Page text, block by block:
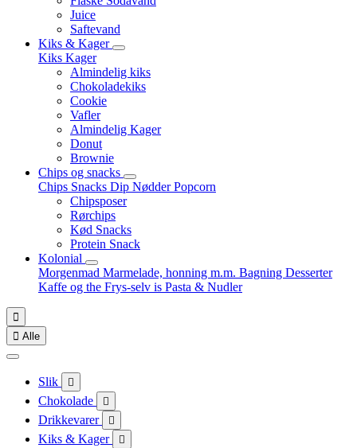
Juice
Saftevand
Kiks & Kager
Kiks Kager
Almindelig kiks
Chokoladekiks
Cookie
Vafler
Almindelig Kager
Donut
Brownie
Chips og snacks
Chips Snacks Dip NødderPopcorn
Chipsposer
Rørchips
Kød Snacks
Protein Snack
Kolonial
Morgenmad Marmelade, honning m.m. Bagning Desserter
Kaffe og the Frys-selv is Pasta & Nudler

 Alle
Slik 
Chokolade 
Drikkevarer 
Kiks & Kager 